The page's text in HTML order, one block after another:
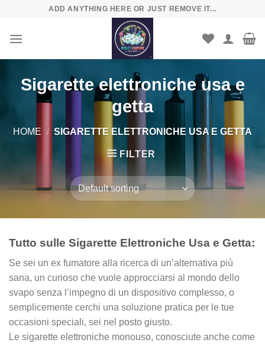
content
ADD ANYTHING HERE OR JUST REMOVE IT...
Sigarette elettroniche usa e
getta
HOME / SIGARETTE ELETTRONICHE USA E GETTA
FILTER
Tutto sulle Sigarette Elettroniche Usa e Getta:
Se sei un ex fumatore alla ricerca di un’alternativa più
sana, un curioso che vuole approcciarsi al mondo dello
svapo senza l’impegno di un dispositivo complesso, o
semplicemente cerchi una soluzione pratica per le tue
occasioni speciali, sei nel posto giusto.
Le sigarette elettroniche monouso, conosciute anche come